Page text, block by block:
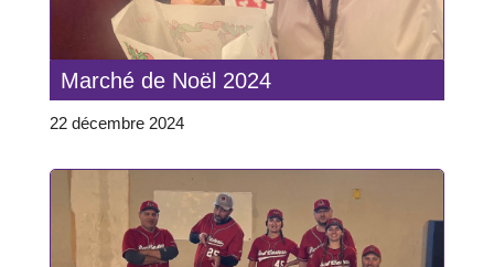
Marché de Noël 2024
22 décembre 2024